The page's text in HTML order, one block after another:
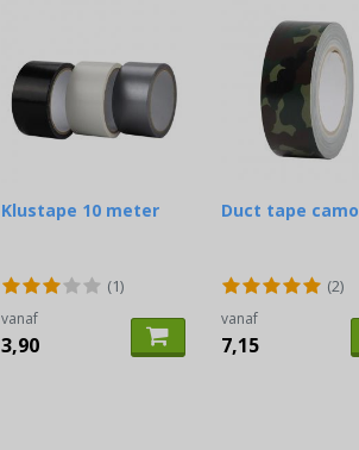
Klustape 10 meter
(1)
vanaf
3,90
Duct tape camo
(2)
vanaf
7,15